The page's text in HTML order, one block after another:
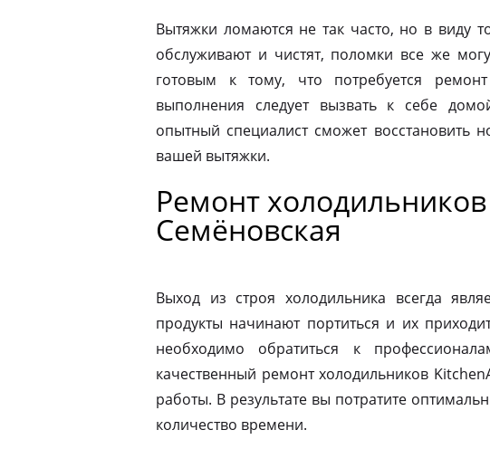
Вытяжки ломаются не так часто, но в виду
обслуживают и чистят, поломки все же
готовым к тому, что потребуется
выполнения следует вызвать к себе
опытный специалист сможет восстановить
вашей вытяжки.
Ремонт
Семёновская
Выход из строя холодильника всегда
продукты начинают портиться и их
необходимо обратиться к
качественный ремонт холодильников
работы. В результате вы потратите
количество времени.